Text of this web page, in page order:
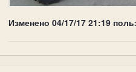
Изменено 04/17/17 21:19